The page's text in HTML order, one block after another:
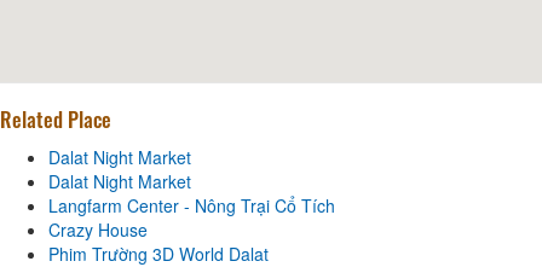
Related Place
Dalat Night Market
Dalat Night Market
Langfarm Center - Nông Trại Cổ Tích
Crazy House
Phim Trường 3D World Dalat